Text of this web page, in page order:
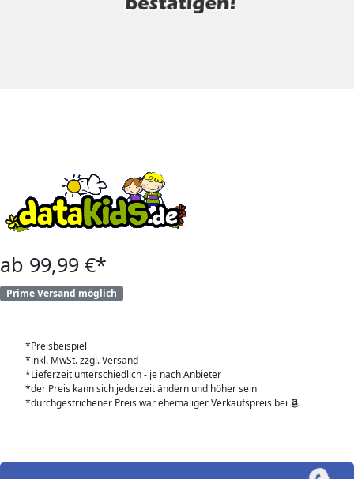
ab 99,99 €*
Prime Versand möglich
*Preisbeispiel
*inkl. MwSt. zzgl. Versand
*Lieferzeit unterschiedlich - je nach Anbieter
*der Preis kann sich jederzeit ändern und höher sein
*durchgestrichener Preis war ehemaliger Verkaufspreis bei